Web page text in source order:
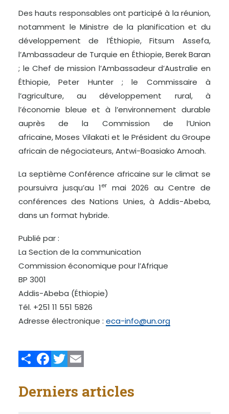
Des hauts responsables ont participé à la réunion,
notamment le Ministre de la planification et du
développement de l’Éthiopie, Fitsum Assefa,
l’Ambassadeur de Turquie en Éthiopie, Berek Baran
; le Chef de mission l’Ambassadeur d’Australie en
Éthiopie, Peter Hunter ; le Commissaire à
l’agriculture, au développement rural, à
l’économie bleue et à l’environnement durable
auprès de la Commission de l’Union
africaine, Moses Vilakati et le Président du Groupe
africain de négociateurs, Antwi-Boasiako Amoah.
La septième Conférence africaine sur le climat se
poursuivra jusqu’au 1er
mai 2026 au Centre de
conférences des Nations Unies, à Addis-Abeba,
dans un format hybride.
Publié par :
La Section de la communication
Commission économique pour l’Afrique
BP 3001
Addis-Abeba (Éthiopie)
Tél. +251 11 551 5826
Adresse électronique : eca-info@un.org
Derniers articles